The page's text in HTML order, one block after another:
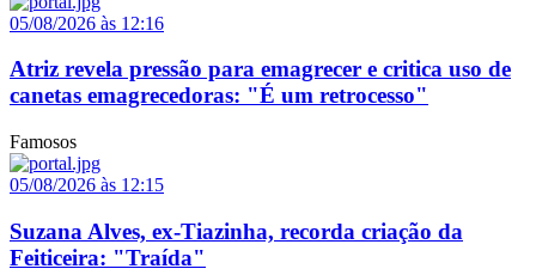
05/08/2026 às 12:16
Atriz revela pressão para emagrecer e critica uso de
canetas emagrecedoras: "É um retrocesso"
Famosos
05/08/2026 às 12:15
Suzana Alves, ex-Tiazinha, recorda criação da
Feiticeira: "Traída"